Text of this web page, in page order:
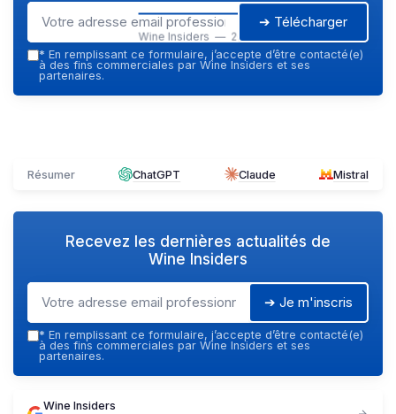
Wine Insiders — 2026
➔ Télécharger
* En remplissant ce formulaire, j’accepte d’être contacté(e)
à des fins commerciales par Wine Insiders et ses
partenaires.
Résumer ChatGPT Claude Mistral
Recevez les dernières actualités de
Wine Insiders
➔ Je m'inscris
* En remplissant ce formulaire, j’accepte d’être contacté(e)
à des fins commerciales par Wine Insiders et ses
partenaires.
Wine Insiders